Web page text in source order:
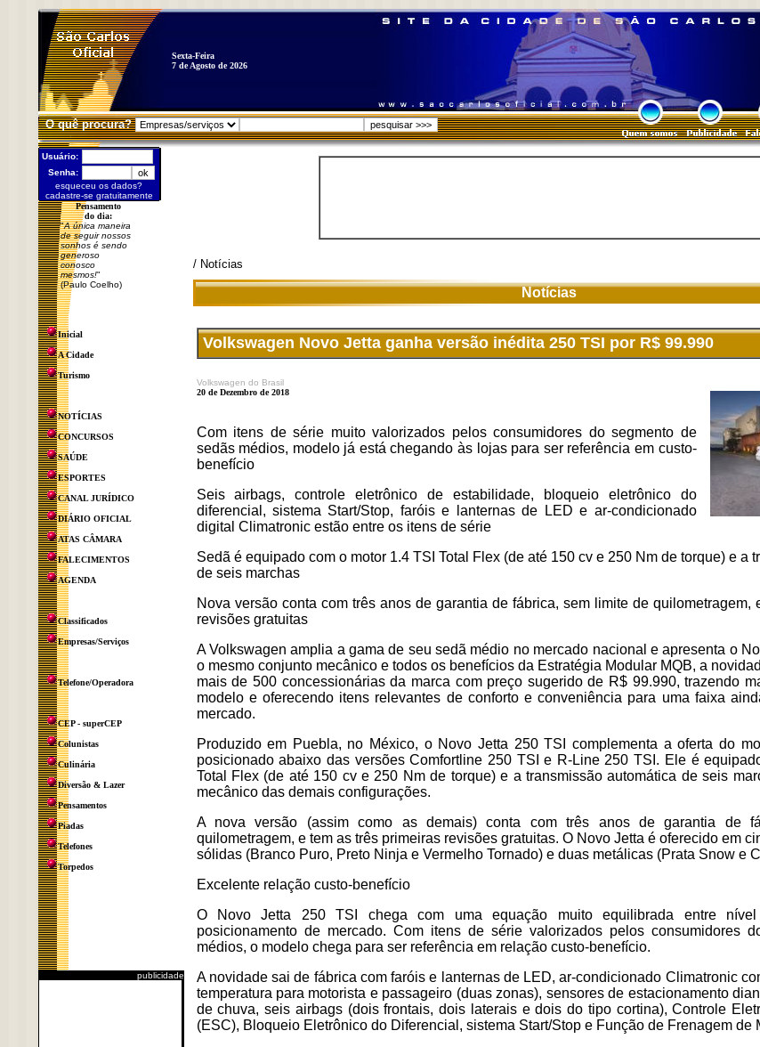
Sexta-Feira
7 de Agosto de 2026
O quê procura?
Usuário:
Senha:
esqueceu os dados?
cadastre-se gratuitamente
Pensamento
do dia:
"A única maneira
de seguir nossos
sonhos é sendo
generoso
conosco
mesmos!"
(Paulo Coelho)
Inicial
A Cidade
Turismo
NOTÍCIAS
CONCURSOS
SAÚDE
ESPORTES
CANAL JURÍDICO
DIÁRIO OFICIAL
ATAS CÂMARA
FALECIMENTOS
AGENDA
Classificados
Empresas/Serviços
Telefone/Operadora
CEP - superCEP
Colunistas
Culinária
Diversão & Lazer
Pensamentos
Piadas
Telefones
Torpedos
publicidade
/ Notícias
Notícias
Volkswagen Novo Jetta ganha versão inédita 250 TSI por R$ 99.990
Volkswagen do Brasil
20 de Dezembro de 2018
Com itens de série muito valorizados pelos consumidores do segmento de
sedãs médios, modelo já está chegando às lojas para ser referência em custo-
benefício
Seis airbags, controle eletrônico de estabilidade, bloqueio eletrônico do
diferencial, sistema Start/Stop, faróis e lanternas de LED e ar-condicionado
digital Climatronic estão entre os itens de série
Sedã é equipado com o motor 1.4 TSI Total Flex (de até 150 cv e 250 Nm de torque) e a
de seis marchas
Nova versão conta com três anos de garantia de fábrica, sem limite de quilometragem,
revisões gratuitas
A Volkswagen amplia a gama de seu sedã médio no mercado nacional e apresenta o
o mesmo conjunto mecânico e todos os benefícios da Estratégia Modular MQB, a
mais de 500 concessionárias da marca com preço sugerido de R$ 99.990, trazendo
modelo e oferecendo itens relevantes de conforto e conveniência para uma faixa
mercado.
Produzido em Puebla, no México, o Novo Jetta 250 TSI complementa a oferta do
posicionado abaixo das versões Comfortline 250 TSI e R-Line 250 TSI. Ele é
Total Flex (de até 150 cv e 250 Nm de torque) e a transmissão automática de seis
mecânico das demais configurações.
A nova versão (assim como as demais) conta com três anos de garantia de
quilometragem, e tem as três primeiras revisões gratuitas. O Novo Jetta é oferecido em
sólidas (Branco Puro, Preto Ninja e Vermelho Tornado) e duas metálicas (Prata Snow e
Excelente relação custo-benefício
O Novo Jetta 250 TSI chega com uma equação muito equilibrada entre
posicionamento de mercado. Com itens de série valorizados pelos consumidores
médios, o modelo chega para ser referência em relação custo-benefício.
A novidade sai de fábrica com faróis e lanternas de LED, ar-condicionado Climatronic
temperatura para motorista e passageiro (duas zonas), sensores de estacionamento
de chuva, seis airbags (dois frontais, dois laterais e dois do tipo cortina), Controle
(ESC), Bloqueio Eletrônico do Diferencial, sistema Start/Stop e Função de Frenagem de